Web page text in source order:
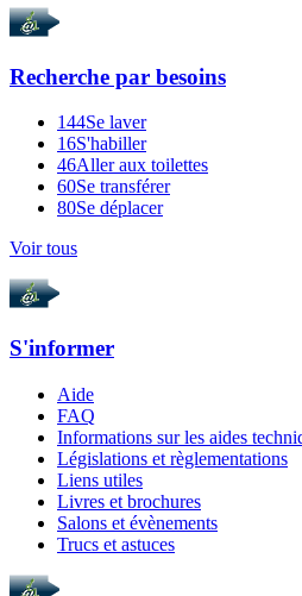
Recherche par besoins
144Se laver
16S'habiller
46Aller aux toilettes
60Se transférer
80Se déplacer
Voir tous
S'informer
Aide
FAQ
Informations sur les aides
Législations et règlementations
Liens utiles
Livres et brochures
Salons et évènements
Trucs et astuces